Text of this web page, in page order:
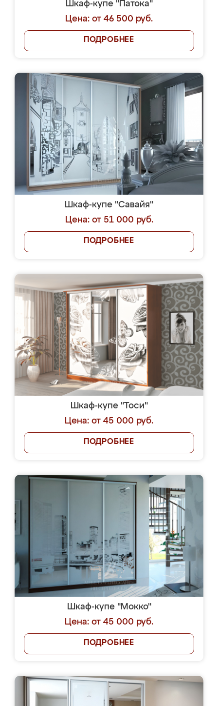
Шкаф-купе "Патока"
Цена: от 46 500 руб.
ПОДРОБНЕЕ
Шкаф-купе "Савайя"
Цена: от 51 000 руб.
ПОДРОБНЕЕ
Шкаф-купе "Тоси"
Цена: от 45 000 руб.
ПОДРОБНЕЕ
Шкаф-купе "Мокко"
Цена: от 45 000 руб.
ПОДРОБНЕЕ